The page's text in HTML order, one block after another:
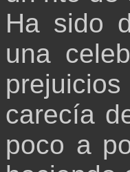
Ha sido
una
carecía
poco a